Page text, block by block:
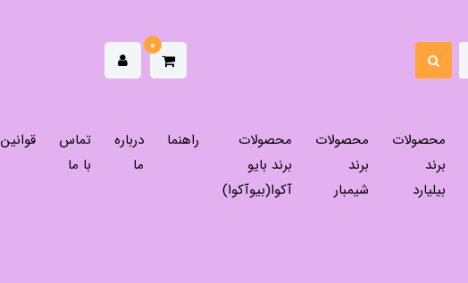
0
محصولات
برند
بیلیارد
محصولات
برند
شیمبار
محصولات
برند بایو
آکوا(بیوآکوا)
راهنما
درباره
ما
تماس
با ما
قوانین